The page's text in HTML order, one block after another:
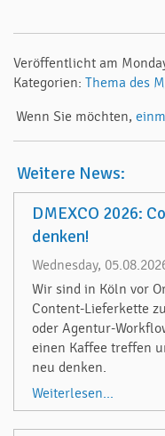
Veröffentlicht am
Kategorien: Thema des
Wenn Sie möchten,
Weitere News:
DMEXCO 2026:
denken!
Wednesday,
Wir sind in Köln vor
Content-Lieferkette
oder Agentur-
einen Kaffee treffen
neu denken.
Weiterlesen...